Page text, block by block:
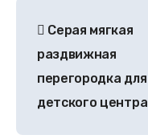
Серая мягкая
раздвижная
перегородка для
детского центра